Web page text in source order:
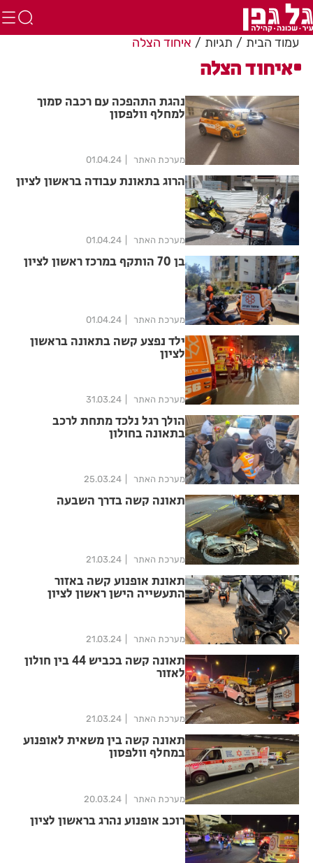
עמוד הבית תגיות איחוד הצלה
איחוד הצלה
נהגת התהפכה עם רכבה סמוך
למחלף וולפסון
מערכת האתר 01.04.24
הרוג בתאונת עבודה בראשון לציון
מערכת האתר 01.04.24
בן 70 הותקף במרכז ראשון לציון
מערכת האתר 01.04.24
ילד נפצע קשה בתאונה בראשון
לציון
מערכת האתר 31.03.24
הולך רגל נלכד מתחת לרכב
בתאונה בחולון
מערכת האתר 25.03.24
תאונה קשה בדרך השבעה
מערכת האתר 21.03.24
תאונת אופנוע קשה באזור
התעשייה הישן ראשון לציון
מערכת האתר 21.03.24
תאונה קשה בכביש 44 בין חולון
לאזור
מערכת האתר 21.03.24
תאונה קשה בין משאית לאופנוע
במחלף וולפסון
מערכת האתר 20.03.24
רוכב אופנוע נהרג בראשון לציון